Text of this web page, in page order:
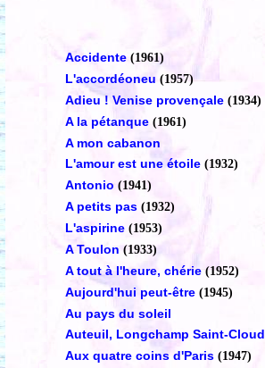
Accidente (1961)
L'accordéoneu (1957)
Adieu ! Venise provençale (1934)
A la pétanque (1961)
A mon cabanon
L'amour est une étoile (1932)
Antonio (1941)
A petits pas (1932)
L'aspirine (1953)
A Toulon (1933)
A tout à l'heure, chérie (1952)
Aujourd'hui peut-être (1945)
Au pays du soleil
Auteuil, Longchamp Saint-Cloud
Aux quatre coins d'Paris (1947)